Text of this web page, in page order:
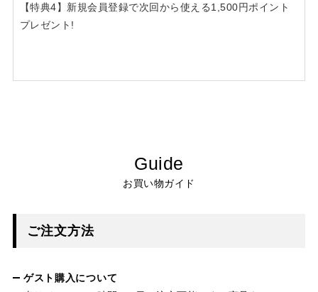
【特典4】新規会員登録で次回から使える1,500円ポイント
プレゼント!
Guide
お買い物ガイド
ご注文方法
ゲスト購入について